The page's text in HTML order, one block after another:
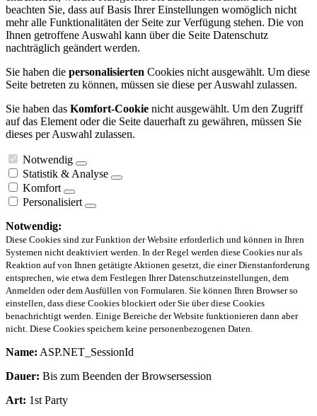
beachten Sie, dass auf Basis Ihrer Einstellungen womöglich nicht
mehr alle Funktionalitäten der Seite zur Verfügung stehen. Die von
Ihnen getroffene Auswahl kann über die Seite Datenschutz
nachträglich geändert werden.
Sie haben die personalisierten Cookies nicht ausgewählt. Um diese
Seite betreten zu können, müssen sie diese per Auswahl zulassen.
Sie haben das Komfort-Cookie nicht ausgewählt. Um den Zugriff
auf das Element oder die Seite dauerhaft zu gewähren, müssen Sie
dieses per Auswahl zulassen.
Notwendig
Statistik & Analyse
Komfort
Personalisiert
Notwendig:
Diese Cookies sind zur Funktion der Website erforderlich und können in Ihren
Systemen nicht deaktiviert werden. In der Regel werden diese Cookies nur als
Reaktion auf von Ihnen getätigte Aktionen gesetzt, die einer Dienstanforderung
entsprechen, wie etwa dem Festlegen Ihrer Datenschutzeinstellungen, dem
Anmelden oder dem Ausfüllen von Formularen. Sie können Ihren Browser so
einstellen, dass diese Cookies blockiert oder Sie über diese Cookies
benachrichtigt werden. Einige Bereiche der Website funktionieren dann aber
nicht. Diese Cookies speichern keine personenbezogenen Daten.
Name: ASP.NET_SessionId
Dauer: Bis zum Beenden der Browsersession
Art: 1st Party